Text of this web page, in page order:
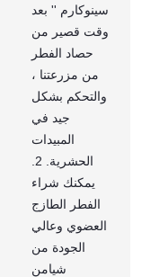
سينوكارم '' بعد
وقت قصير من
حصاد الفطر
من مزرعتنا ،
والتحكم بشكل
جيد في
المبيدات
يمكنك شراء
الفطر الطازج
العضوي وعالي
الجودة من
شيامن